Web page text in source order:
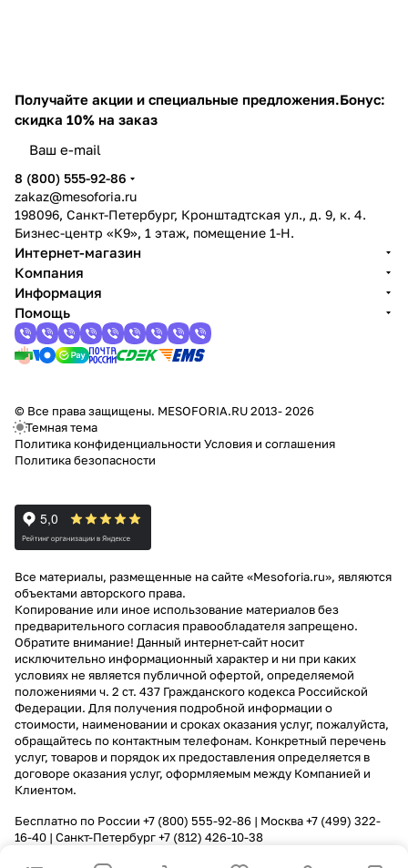
Получайте акции и специальные предложения.Бонус:
скидка 10% на заказ
8 (800) 555-92-86
zakaz@mesoforia.ru
198096, Санкт-Петербург, Кронштадтская ул., д. 9, к. 4.
Бизнес-центр «К9», 1 этаж, помещение 1-Н.
Интернет-магазин
Компания
Информация
Помощь
© Все права защищены. MESOFORIA.RU 2013- 2026
Темная тема
Политика конфиденциальности Условия и соглашения
Политика безопасности
Все материалы, размещенные на сайте «Mesoforia.ru», являются
объектами авторского права.
Копирование или иное использование материалов без
предварительного согласия правообладателя запрещено.
Обратите внимание! Данный интернет-сайт носит
исключительно информационный характер и ни при каких
условиях не является публичной офертой, определяемой
положениями ч. 2 ст. 437 Гражданского кодекса Российской
Федерации. Для получения подробной информации о
стоимости, наименовании и сроках оказания услуг, пожалуйста,
обращайтесь по контактным телефонам. Конкретный перечень
услуг, товаров и порядок их предоставления определяется в
договоре оказания услуг, оформляемым между Компанией и
Клиентом.
Бесплатно по России +7 (800) 555-92-86 | Москва+7 (499) 322-
16-40 | Санкт-Петербург+7 (812) 426-10-38